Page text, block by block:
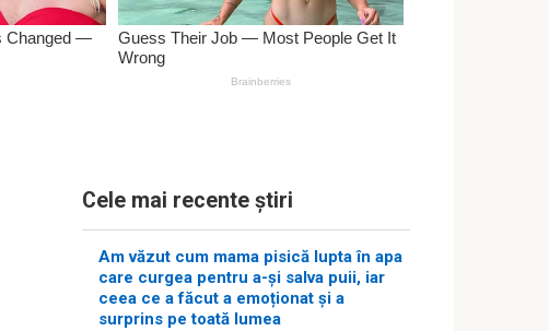
Cele mai recente știri
Am văzut cum mama pisică lupta în apa
care curgea pentru a-și salva puii, iar
ceea ce a făcut a emoționat și a
surprins pe toată lumea